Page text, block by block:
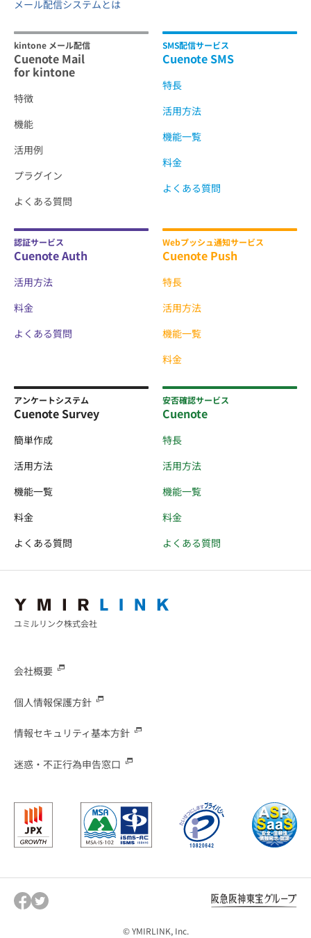
メール配信システムとは
kintone メール配信
Cuenote Mail
for kintone
特徴
機能
活用例
プラグイン
よくある質問
SMS配信サービス
Cuenote SMS
特長
活用方法
機能一覧
料金
よくある質問
認証サービス
Cuenote Auth
活用方法
料金
よくある質問
Webプッシュ通知サービス
Cuenote Push
特長
活用方法
機能一覧
料金
アンケートシステム
Cuenote Survey
簡単作成
活用方法
機能一覧
料金
よくある質問
安否確認サービス
Cuenote
特長
活用方法
機能一覧
料金
よくある質問
ユミルリンク株式会社
会社概要
個人情報保護方針
情報セキュリティ基本方針
迷惑・不正行為申告窓口
© YMIRLINK, Inc.